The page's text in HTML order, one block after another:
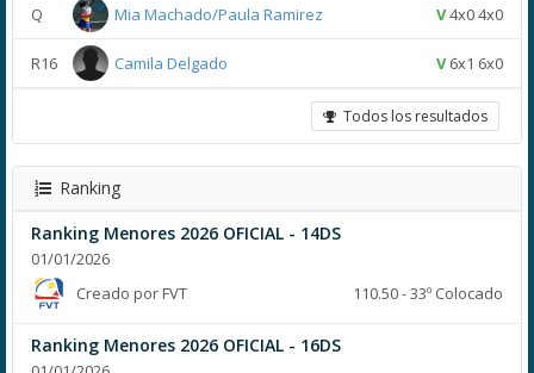
Q Mia Machado/Paula Ramirez V4x0 4x0
R16 Camila Delgado V6x1 6x0
Todos los resultados
Ranking
Ranking Menores 2026 OFICIAL - 14DS
01/01/2026
Creado por FVT
110.50 - 33º Colocado
Ranking Menores 2026 OFICIAL - 16DS